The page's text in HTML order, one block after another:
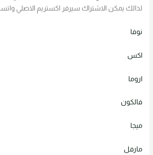
لذالك يمكن الاشتراك سيرفر اكستريم الاصلي واتساب علي
نوفا
اكس
اروما
فالكون
ميجا
مارفل